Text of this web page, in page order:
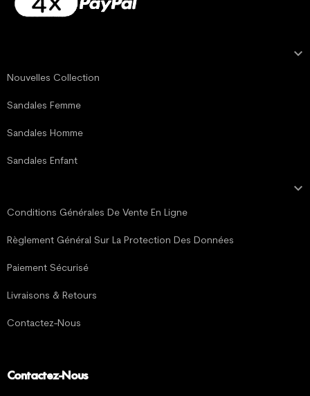

Nouvelles Collection
Sandales Femme
Sandales Homme
Sandales Enfant

Conditions Générales De Vente En Ligne
Règlement Général Sur La Protection Des Données
Paiement Sécurisé
Livraisons & Retours
Contactez-Nous
Contactez-Nous